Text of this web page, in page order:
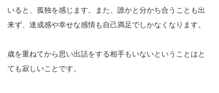
いると、孤独を感じます。また、誰かと分かち合うことも出
来ず、達成感や幸せな感情も自己満足でしかなくなります。
歳を重ねてから思い出話をする相手もいないということはと
ても寂しいことです。